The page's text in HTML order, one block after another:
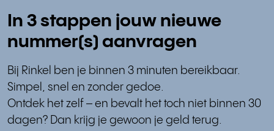
In 3 stappen jouw nieuwe
nummer(s) aanvragen
Bij Rinkel ben je binnen 3 minuten bereikbaar.
Simpel, snel en zonder gedoe.
Ontdek het zelf – en bevalt het toch niet binnen 30
dagen? Dan krijg je gewoon je geld terug.